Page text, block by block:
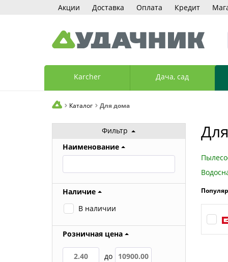
Акции Доставка Оплата Кредит
Karcher Дача, сад
Каталог Для дома
Фильтр
Наименование
Наличие
В наличии
Розничная цена
до